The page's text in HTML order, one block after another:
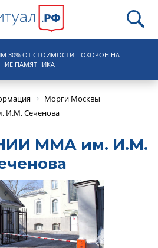
справочная
100-31-15
30% ОТ СТОИМОСТИ ПОХОРОН НА
ПАМЯТНИКА
Морги Москвы
Сеченова
ММА им. И.М.